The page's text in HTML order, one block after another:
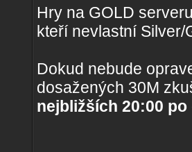
Hry na GOLD
kteří nevlastní Silver/
Dokud nebude
dosažených 30M
nejbližších 20:00